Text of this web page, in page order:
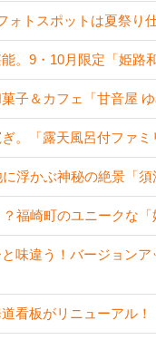
トスポットは夏祭り
。9・10月限定「姫路
子＆カフェ「甘音屋
。「露天風呂付ファ
浮かぶ神秘の絶景「須
福崎町のユニークな
味違う！バージョン
看板がリニューアル！